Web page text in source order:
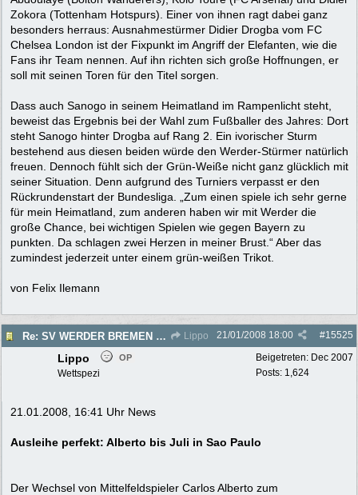
Zokora (Tottenham Hotspurs). Einer von ihnen ragt dabei ganz
besonders herraus: Ausnahmestürmer Didier Drogba vom FC
Chelsea London ist der Fixpunkt im Angriff der Elefanten, wie die
Fans ihr Team nennen. Auf ihn richten sich große Hoffnungen, er
soll mit seinen Toren für den Titel sorgen.
Dass auch Sanogo in seinem Heimatland im Rampenlicht steht,
beweist das Ergebnis bei der Wahl zum Fußballer des Jahres: Dort
steht Sanogo hinter Drogba auf Rang 2. Ein ivorischer Sturm
bestehend aus diesen beiden würde den Werder-Stürmer natürlich
freuen. Dennoch fühlt sich der Grün-Weiße nicht ganz glücklich mit
seiner Situation. Denn aufgrund des Turniers verpasst er den
Rückrundenstart der Bundesliga. „Zum einen spiele ich sehr gerne
für mein Heimatland, zum anderen haben wir mit Werder die
große Chance, bei wichtigen Spielen wie gegen Bayern zu
punkten. Da schlagen zwei Herzen in meiner Brust.“ Aber das
zumindest jederzeit unter einem grün-weißen Trikot.
von Felix Ilemann
Re: SV WERDER BREMEN 2007/2008 - Rückrunde Lippo #15525
21/01/2008 18:00
Beigetreten: Dec 2007
Posts: 1,624
Lippo OP
Wettspezi
21.01.2008, 16:41 Uhr News
Ausleihe perfekt: Alberto bis Juli in Sao Paulo
Der Wechsel von Mittelfeldspieler Carlos Alberto zum